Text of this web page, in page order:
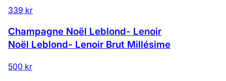
339 kr
Champagne Noël Leblond- Lenoir
Noël Leblond- Lenoir Brut Millésime
500 kr